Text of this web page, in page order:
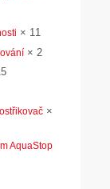
× 11
× 2
×
AquaStop